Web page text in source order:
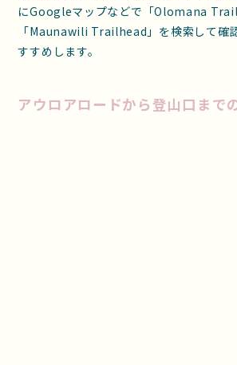
にGoogleマップなどで「Olomana
「Maunawili Trailhead」を検索して確
すすめします。
アウロアロードから登山口まで